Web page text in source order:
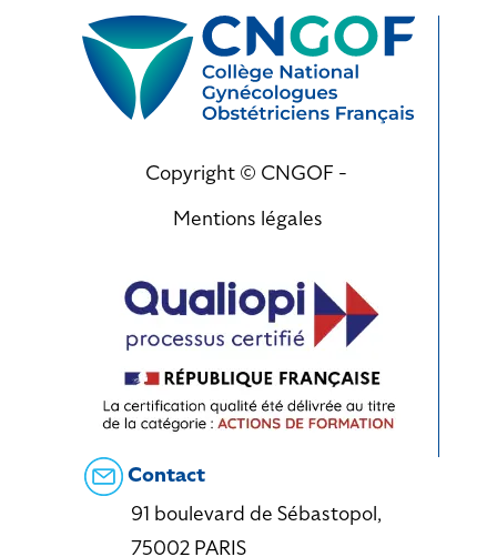
Copyright © CNGOF -
Mentions légales
Contact
91 boulevard de Sébastopol,
75002 PARIS